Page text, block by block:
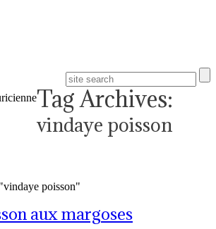
Tag Archives:
vindaye poisson
poisson"
aux margoses